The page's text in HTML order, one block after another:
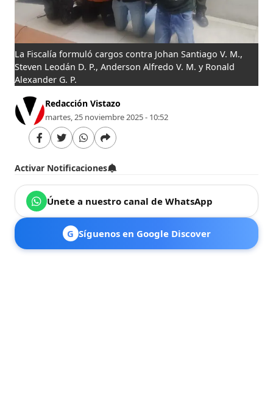
La Fiscalía formuló cargos contra Johan Santiago V. M.,
Steven Leodán D. P., Anderson Alfredo V. M. y Ronald
Alexander G. P.
Redacción Vistazo
martes, 25 noviembre 2025 - 10:52
Activar Notificaciones
Únete a nuestro canal de WhatsApp
G Síguenos en Google Discover